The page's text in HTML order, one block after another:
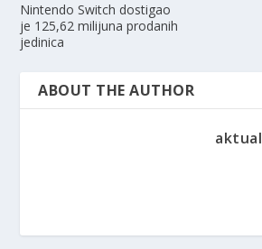
Nintendo Switch dostigao
je 125,62 milijuna prodanih
jedinica
ABOUT THE AUTHOR
aktual